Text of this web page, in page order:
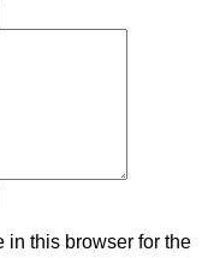
in this browser for the